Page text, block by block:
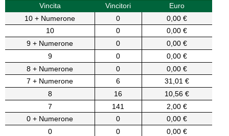
Vincita Vincitori
Euro
10 + Numerone
0
0,00 €
10
0
0,00 €
9 + Numerone
0
0,00 €
9
0
0,00 €
8 + Numerone
0
0,00 €
7 + Numerone
6
31,01 €
8
16
10,56 €
7
141
2,00 €
0 + Numerone
0
0,00 €
0
0
0,00 €